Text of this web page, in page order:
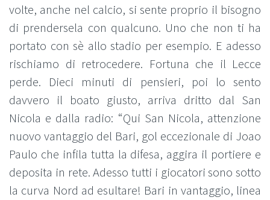
volte, anche nel calcio, si sente proprio il bisogno
di prendersela con qualcuno. Uno che non ti ha
portato con sè allo stadio per esempio. E adesso
rischiamo di retrocedere. Fortuna che il Lecce
perde. Dieci minuti di pensieri, poi lo sento
davvero il boato giusto, arriva dritto dal San
Nicola e dalla radio: “Qui San Nicola, attenzione
nuovo vantaggio del Bari, gol eccezionale di Joao
Paulo che infila tutta la difesa, aggira il portiere e
deposita in rete. Adesso tutti i giocatori sono sotto
la curva Nord ad esultare! Bari in vantaggio, linea